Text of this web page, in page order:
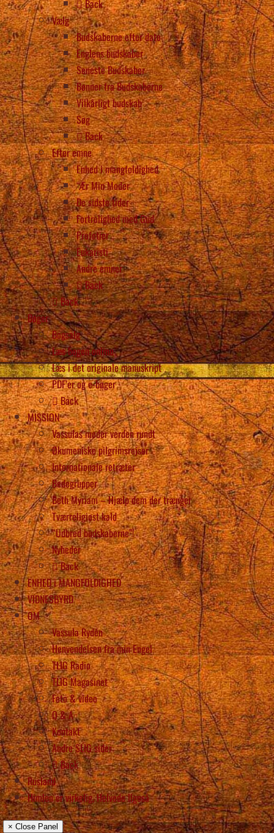
Back
Vælg
Budskaberne efter dato
Englens budskaber
Seneste Budskaber
Bønner fra Budskaberne
Vilkårligt budskab
Søg
Back
Efter emne
Enhed i mangfoldighed
“Ær Min Moder
De sidste tider
Fortrolighed med Gud
Profetier
Eukaristi
Andre emner
Back
Back
Bøger
Bogsalg
Læs bogen online
Læs i det originale manuskript
PDF’er og e-bøger
Back
MISSION
Vassulas møder verden rundt
Økumeniske pilgrimsrejser
Internationale retræter
Bedegrupper
Beth Myriam – Hjælp dem der trænger
Tværreligiøst kald
“Udbred budskaberne”!
Nyheder
Back
ENHED i MANGFOLDIGHED
VIDNESBYRD
OM
Vassula Rydén
Henvendelsen fra min Engel
TLIG Radio
TLIG Magasinet
Foto & video
Q & A
Kontakt
Andre SLIG sider
Back
Rusland
Himlen er virkelig, Helvede ligeså
× Close Panel